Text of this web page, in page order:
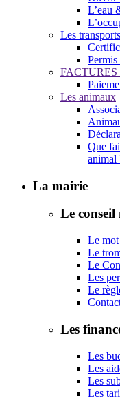
L’eau
Les transports
Les animaux
Que
animal
La mairie
Le
Le
Le
Le
Les
Le
Les
Les
Les
Les
Les